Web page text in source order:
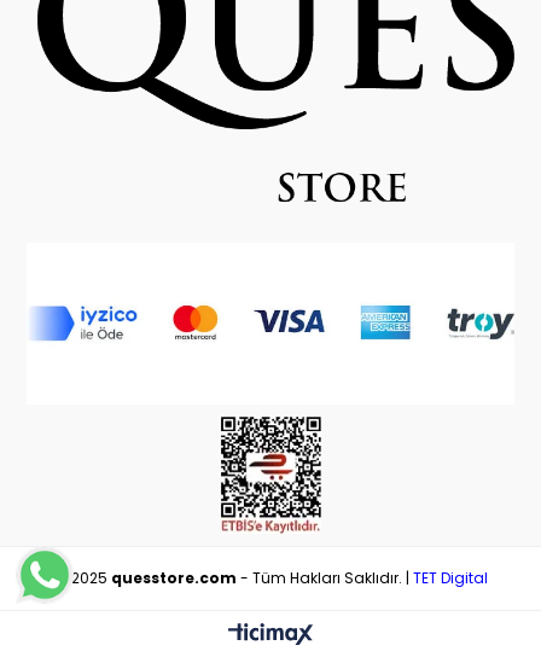
© 2025 quesstore.com - Tüm Hakları Saklıdır. | TET Digital